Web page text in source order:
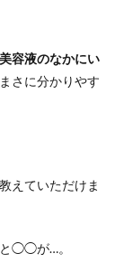
容液のなかにい
さに分かりやす
えていただけま
と◯◯が…。